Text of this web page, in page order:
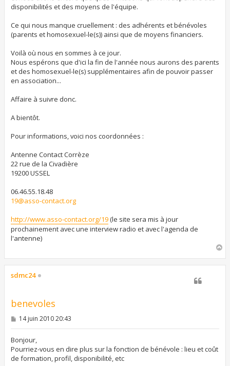
disponibilités et des moyens de l'équipe.
Ce qui nous manque cruellement : des adhérents et bénévoles
(parents et homosexuel-le(s)) ainsi que de moyens financiers.
Voilà où nous en sommes à ce jour.
Nous espérons que d'ici la fin de l'année nous aurons des parents
et des homosexuel-le(s) supplémentaires afin de pouvoir passer
en association...
Affaire à suivre donc.
A bientôt.
Pour informations, voici nos coordonnées :
Antenne Contact Corrèze
22 rue de la Civadière
19200 USSEL
06.46.55.18.48
19@asso-contact.org
http://www.asso-contact.org/19(le site sera mis à jour
prochainement avec une interview radio et avec l'agenda de
l'antenne)
u
sdmc24
benevoles
M
s
a
g
e
14 juin 2010 20:43
Bonjour,
Pourriez-vous en dire plus sur la fonction de bénévole : lieu et coût
de formation, profil, disponibilité, etc